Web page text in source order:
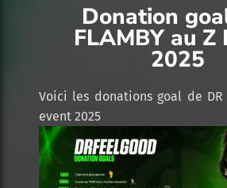
Donation
FLAMBY au Z
2025
Voici les donations goal de DR
event 2025